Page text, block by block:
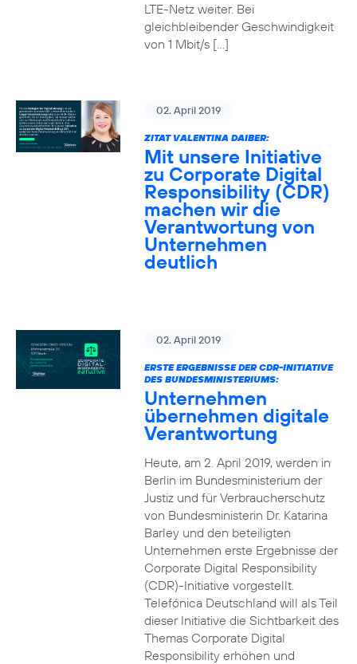
LTE-Netz weiter. Bei
gleichbleibender Geschwindigkeit
von 1 Mbit/s […]
02. April 2019
ZITAT VALENTINA DAIBER:
Mit unsere Initiative
zu Corporate Digital
Responsibility (CDR)
machen wir die
Verantwortung von
Unternehmen
deutlich
02. April 2019
ERSTE ERGEBNISSE DER CDR-INITIATIVE
DES BUNDESMINISTERIUMS:
Unternehmen
übernehmen digitale
Verantwortung
Heute, am 2. April 2019, werden in
Berlin im Bundesministerium der
Justiz und für Verbraucherschutz
von Bundesministerin Dr. Katarina
Barley und den beteiligten
Unternehmen erste Ergebnisse der
Corporate Digital Responsibility
(CDR)-Initiative vorgestellt.
Telefónica Deutschland will als Teil
dieser Initiative die Sichtbarkeit des
Themas Corporate Digital
Responsibility erhöhen und